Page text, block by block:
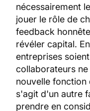
nécessairement
jouer le rôle de
feedback
révéler capital.
entreprises
collaborateurs
nouvelle fonction
s'agit d'un autre
prendre en